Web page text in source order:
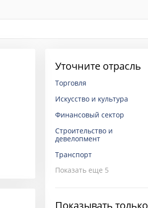
Уточните отрасль
Торговля
Искусство и культура
Финансовый сектор
Строительство и
девелопмент
Транспорт
Показать еще 5
Показывать только